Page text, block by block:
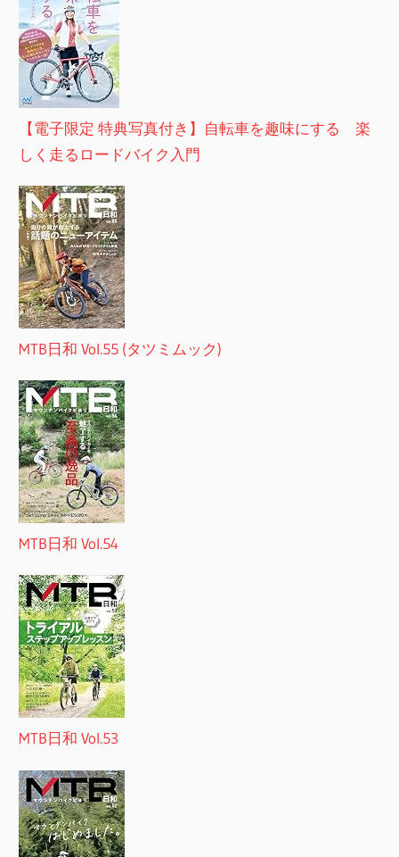
【電子限定 特典写真付き】自転車を趣味にする 楽
しく走るロードバイク入門
MTB日和 Vol.55 (タツミムック)
MTB日和 Vol.54
MTB日和 Vol.53